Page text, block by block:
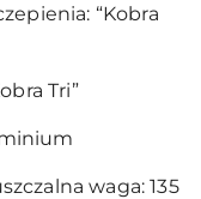
“Kobra
Tri”
waga: 135